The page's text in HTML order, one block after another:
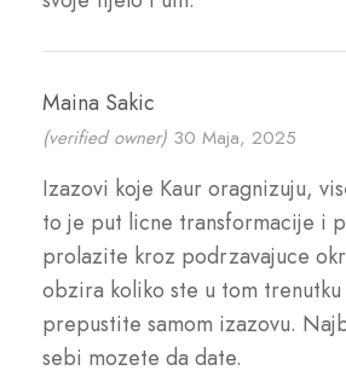
Maina Sakic
(verified owner) 30 Maja, 2025
Izazovi koje Kaur oragnizuju,
to je put licne transformacije i
prolazite kroz podrzavajuce
obzira koliko ste u tom
prepustite samom izazovu.
sebi mozete da date.